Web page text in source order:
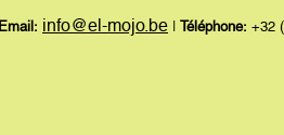
Email: info@el-mojo.be Téléphone: +32